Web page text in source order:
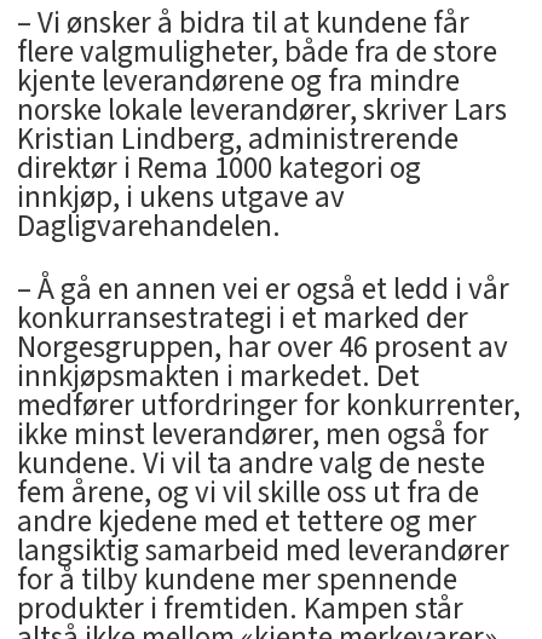
– Vi ønsker å bidra til at kundene får
flere valgmuligheter, både fra de store
kjente leverandørene og fra mindre
norske lokale leverandører, skriver Lars
Kristian Lindberg, administrerende
direktør i Rema 1000 kategori og
innkjøp, i ukens utgave av
Dagligvarehandelen.
– Å gå en annen vei er også et ledd i vår
konkurransestrategi i et marked der
Norgesgruppen, har over 46 prosent av
innkjøpsmakten i markedet. Det
medfører utfordringer for konkurrenter,
ikke minst leverandører, men også for
kundene. Vi vil ta andre valg de neste
fem årene, og vi vil skille oss ut fra de
andre kjedene med et tettere og mer
langsiktig samarbeid med leverandører
for å tilby kundene mer spennende
produkter i fremtiden. Kampen står